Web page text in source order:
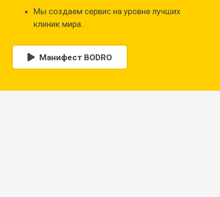
Мы создаем сервис на уровне лучших
клиник мира.
Манифест BODRO